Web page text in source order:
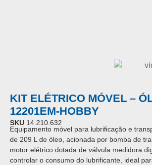
KIT ELÉTRICO MÓVEL –
12201EM-HOBBY
SKU 14.210.632
Equipamento móvel para lubrificação e
de 209 L de óleo, acionada por bomba de
motor elétrico dotada de válvula medidora
controlar o consumo do lubrificante, ideal